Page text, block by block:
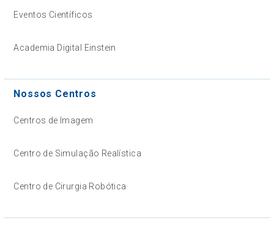
Eventos Científicos
Academia Digital Einstein
Nossos Centros
Centros de Imagem
Centro de Simulação Realística
Centro de Cirurgia Robótica